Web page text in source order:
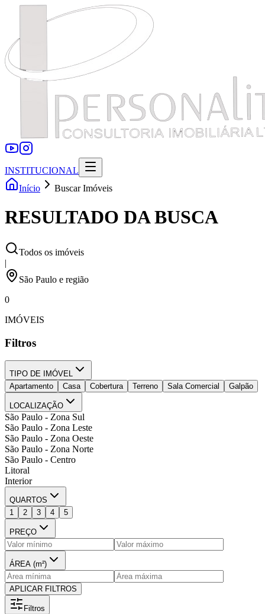
INSTITUCIONAL
Início
Buscar Imóveis
RESULTADO DA BUSCA
Todos os imóveis
|
São Paulo e região
0
IMÓVEIS
Filtros
TIPO DE IMÓVEL
Apartamento
Casa Cobertura Terreno Sala Comercial Galpão
LOCALIZAÇÃO
São Paulo - Zona Sul
São Paulo - Zona Leste
São Paulo - Zona Oeste
São Paulo - Zona Norte
São Paulo - Centro
Litoral
Interior
QUARTOS
1
2 3 4 5
PREÇO
ÁREA (m²)
APLICAR FILTROS
Filtros